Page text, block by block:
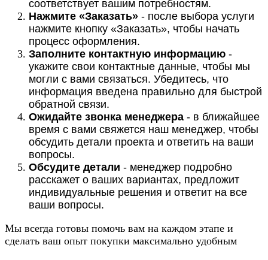
соответствует вашим потребностям.
Нажмите «Заказать» - после выбора услуги
нажмите кнопку «Заказать», чтобы начать
процесс оформления.
Заполните контактную информацию -
укажите свои контактные данные, чтобы мы
могли с вами связаться. Убедитесь, что
информация введена правильно для быстрой
обратной связи.
Ожидайте звонка менеджера - в ближайшее
время с вами свяжется наш менеджер, чтобы
обсудить детали проекта и ответить на ваши
вопросы.
Обсудите детали - менеджер подробно
расскажет о ваших вариантах, предложит
индивидуальные решения и ответит на все
ваши вопросы.
Мы всегда готовы помочь вам на каждом этапе и
сделать ваш опыт покупки максимально удобным